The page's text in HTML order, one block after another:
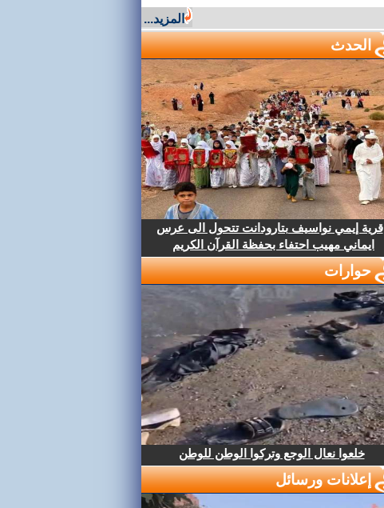
المزيد...
الحدث
قرية إيمي نواسيف بتارودانت تتحول الى عرس
ايماني مهيب احتفاء بحفظة القرآن الكريم
حوارات
خلعوا نعال الوجع وتركوا الوطن للوطن
إعلانات ورسائل